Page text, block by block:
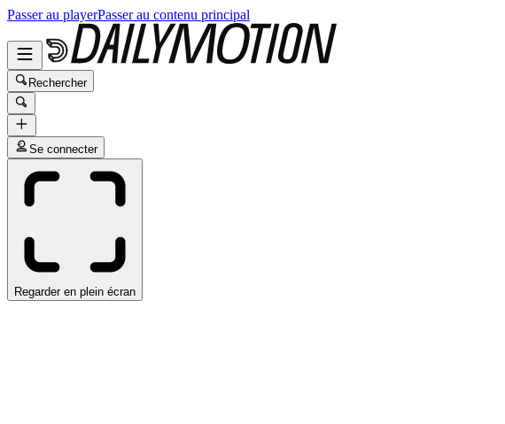
Passer au playerPasser au contenu principal
Rechercher
Se connecter
Regarder en plein écran